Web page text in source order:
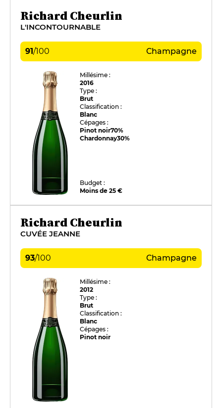
Richard Cheurlin
L'INCONTOURNABLE
91/100 Champagne
Millésime :
2016
Type :
Brut
Classification :
Blanc
Cépages :
Pinot noir70%
Chardonnay30%
Budget :
Moins de 25 €
Richard Cheurlin
CUVÉE JEANNE
93/100 Champagne
Millésime :
2012
Type :
Brut
Classification :
Blanc
Cépages :
Pinot noir